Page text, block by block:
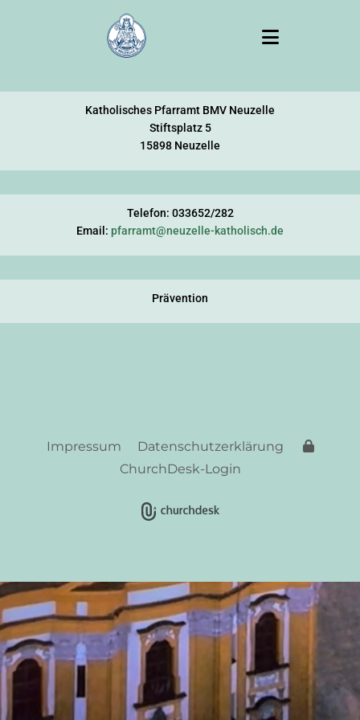
Katholisches Pfarramt BMV Neuzelle
Stiftsplatz 5
15898 Neuzelle
Telefon: 033652/282
Email: pfarramt@neuzelle-katholisch.de
Prävention
Impressum
Datenschutzerklärung
ChurchDesk-Login